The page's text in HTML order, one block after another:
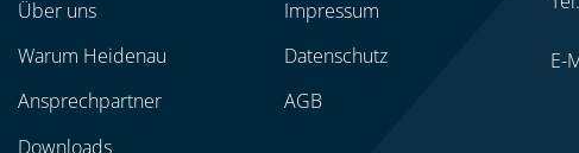
Über uns
Warum Heidenau
Ansprechpartner
Downloads
Impressum
Datenschutz
AGB
E-